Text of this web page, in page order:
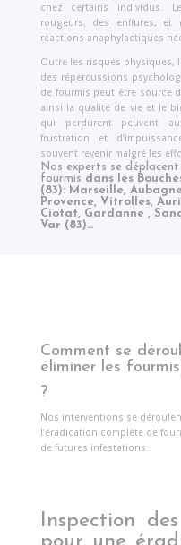
chez certains individus.
rougeurs, des enflures,
réactions anaphylactiques
Outre les risques physiques,
des répercussions
de fourmis peut être source
ainsi la qualité de vie et le
qui perdurent peuvent
frustration et
souvent revenir malgré les
Nos experts se
fourmis dans les
(83): Marseille, Aubagne
Provence, Vitrolles,
Ciotat, Gardanne ,
Var (83)…
Comment se
éliminer les
?
Nos interventions se
l’éradication complète de
de futures infestations.
Inspection